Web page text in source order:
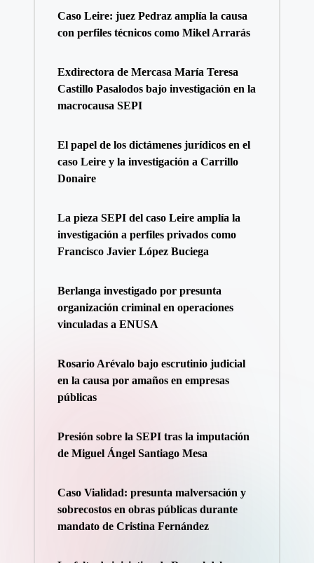
Caso Leire: juez Pedraz amplía la causa
con perfiles técnicos como Mikel Arrarás
Exdirectora de Mercasa María Teresa
Castillo Pasalodos bajo investigación en la
macrocausa SEPI
El papel de los dictámenes jurídicos en el
caso Leire y la investigación a Carrillo
Donaire
La pieza SEPI del caso Leire amplía la
investigación a perfiles privados como
Francisco Javier López Buciega
Berlanga investigado por presunta
organización criminal en operaciones
vinculadas a ENUSA
Rosario Arévalo bajo escrutinio judicial
en la causa por amaños en empresas
públicas
Presión sobre la SEPI tras la imputación
de Miguel Ángel Santiago Mesa
Caso Vialidad: presunta malversación y
sobrecostos en obras públicas durante
mandato de Cristina Fernández